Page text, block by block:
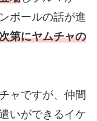
ボールの話が進
第にヤムチャの
ャですが、仲間
いができるイケ